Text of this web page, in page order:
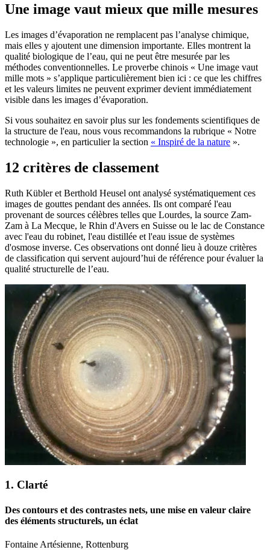
Une image vaut mieux que mille mesures
Les images d’évaporation ne remplacent pas l’analyse chimique,
mais elles y ajoutent une dimension importante. Elles montrent la
qualité biologique de l’eau, qui ne peut être mesurée par les
méthodes conventionnelles. Le proverbe chinois « Une image vaut
mille mots » s’applique particulièrement bien ici : ce que les chiffres
et les valeurs limites ne peuvent exprimer devient immédiatement
visible dans les images d’évaporation.
Si vous souhaitez en savoir plus sur les fondements scientifiques de
la structure de l'eau, nous vous recommandons la rubrique « Notre
technologie », en particulier la section « Inspiré de la nature ».
12 critères de classement
Ruth Kübler et Berthold Heusel ont analysé systématiquement ces
images de gouttes pendant des années. Ils ont comparé l'eau
provenant de sources célèbres telles que Lourdes, la source Zam-
Zam à La Mecque, le Rhin d'Avers en Suisse ou le lac de Constance
avec l'eau du robinet, l'eau distillée et l'eau issue de systèmes
d'osmose inverse. Ces observations ont donné lieu à douze critères
de classification qui servent aujourd’hui de référence pour évaluer la
qualité structurelle de l’eau.
1. Clarté
Des contours et des contrastes nets, une mise en valeur claire
des éléments structurels, un éclat
Fontaine Artésienne, Rottenburg